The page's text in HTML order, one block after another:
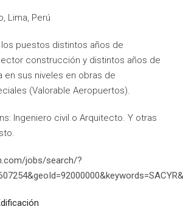
Lima, Perú
puestos distintos años de
construcción y distintos años de
en sus niveles en obras de
(Valorable Aeropuertos).
Ingeniero civil o Arquitecto. Y otras
jobs/search/?